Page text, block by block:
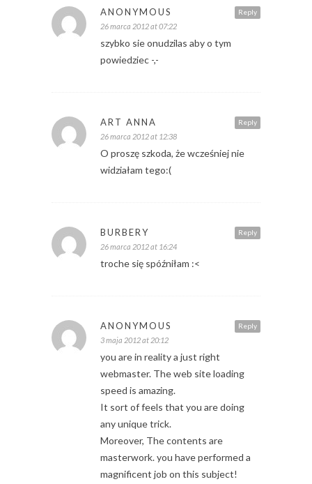
Reply
ANONYMOUS
26 marca 2012 at 07:22
szybko sie onudzilas aby o tym
powiedziec -,-
Reply
ART ANNA
26 marca 2012 at 12:38
O proszę szkoda, że wcześniej nie
widziałam tego:(
Reply
BURBERY
26 marca 2012 at 16:24
troche się spóźniłam :<
Reply
ANONYMOUS
3 maja 2012 at 20:12
you are in reality a just right
webmaster. The web site loading
speed is amazing.
It sort of feels that you are doing
any unique trick.
Moreover, The contents are
masterwork. you have performed a
magnificent job on this subject!